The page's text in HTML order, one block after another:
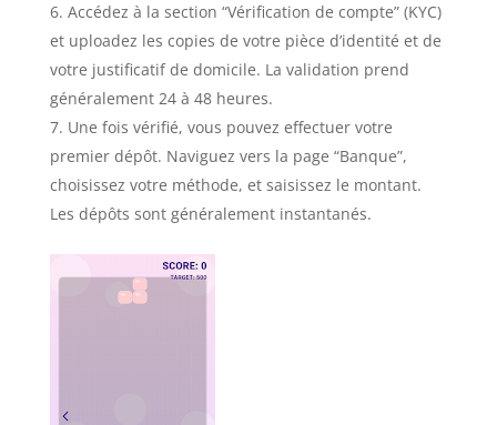
Accédez à la section “Vérification de compte” (KYC)
et uploadez les copies de votre pièce d’identité et de
votre justificatif de domicile. La validation prend
généralement 24 à 48 heures.
Une fois vérifié, vous pouvez effectuer votre
premier dépôt. Naviguez vers la page “Banque”,
choisissez votre méthode, et saisissez le montant.
Les dépôts sont généralement instantanés.